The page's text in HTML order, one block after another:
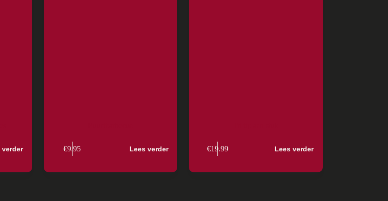
verder €9.95 Lees verder €19.99 Lees verder